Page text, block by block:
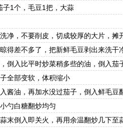
1个，毛豆1把，大蒜
，不要削皮，切成较厚的大片，摊
差不多了，把新鲜毛豆剥出来洗干
入比平时炒菜稍多些的油，倒入茄
部变软，体积缩小
油，再加水没过茄子，倒入鲜毛豆
白糖翻炒均匀
倒入即关火，再用余温翻炒几下至